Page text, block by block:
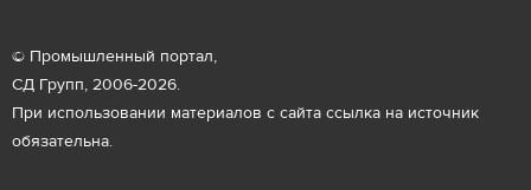
© Промышленный портал,
СД Групп, 2006-2026.
При использовании материалов с сайта ссылка на источник
обязательна.